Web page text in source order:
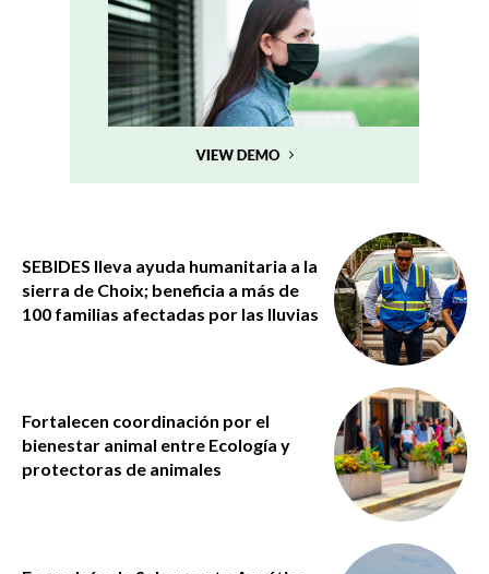
SEBIDES lleva ayuda humanitaria a la
sierra de Choix; beneficia a más de
100 familias afectadas por las lluvias
Fortalecen coordinación por el
bienestar animal entre Ecología y
protectoras de animales